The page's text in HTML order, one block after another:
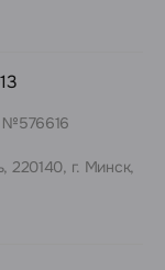
№576616
220140, г. Минск,